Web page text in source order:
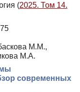
(2025. Том 14.
М.М.,
М.А.
современных